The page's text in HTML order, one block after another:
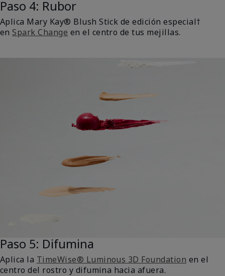
Paso 4: Rubor
Aplica Mary Kay® Blush Stick de edición especial†
enSpark Change en el centro de tus mejillas.
Paso 5: Difumina
Aplica la TimeWise® Luminous 3D Foundation en el
centro del rostro y difumina hacia afuera.